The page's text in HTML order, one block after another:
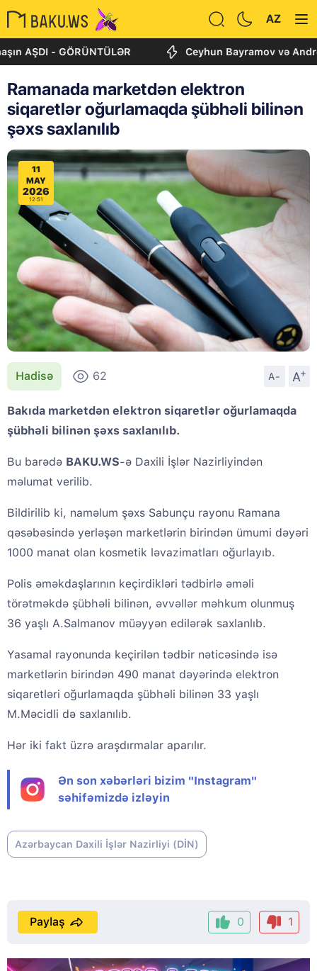
AZ
- GÖRÜNTÜLƏR Ceyhun Bayramov və Andrey
Ramanada marketdən elektron
siqaretlər oğurlamaqda şübhəli bilinən
şəxs saxlanılıb
11
MAY
2026
12:51
Hadisə 62 A- A
+
Bakıda marketdən elektron siqaretlər oğurlamaqda
şübhəli bilinən şəxs saxlanılıb.
Bu barədə BAKU.WS-ə Daxili İşlər Nazirliyindən
məlumat verilib.
Bildirilib ki, naməlum şəxs Sabunçu rayonu Ramana
qəsəbəsində yerləşən marketlərin birindən ümumi dəyəri
1000 manat olan kosmetik ləvazimatları oğurlayıb.
Polis əməkdaşlarının keçirdikləri tədbirlə əməli
törətməkdə şübhəli bilinən, əvvəllər məhkum olunmuş
36 yaşlı A.Salmanov müəyyən edilərək saxlanlıb.
Yasamal rayonunda keçirilən tədbir nəticəsində isə
marketlərin birindən 490 manat dəyərində elektron
siqaretləri oğurlamaqda şübhəli bilinən 33 yaşlı
M.Məcidli də saxlanılıb.
Hər iki fakt üzrə araşdırmalar aparılır.
Ən son xəbərləri bizim "Instagram"
səhifəmizdə izləyin
Azərbaycan Daxili İşlər Nazirliyi (DİN)
0 1
Paylaş